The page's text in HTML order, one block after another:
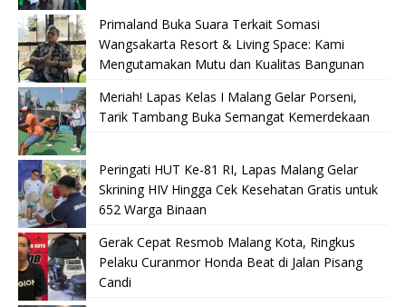
Primaland Buka Suara Terkait Somasi
Wangsakarta Resort & Living Space: Kami
Mengutamakan Mutu dan Kualitas Bangunan
Meriah! Lapas Kelas I Malang Gelar Porseni,
Tarik Tambang Buka Semangat Kemerdekaan
Peringati HUT Ke-81 RI, Lapas Malang Gelar
Skrining HIV Hingga Cek Kesehatan Gratis untuk
652 Warga Binaan
Gerak Cepat Resmob Malang Kota, Ringkus
Pelaku Curanmor Honda Beat di Jalan Pisang
Candi